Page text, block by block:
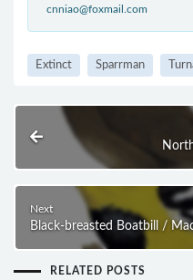
cnniao@foxmail.com
Extinct Sparrman
Next
Black-breasted Boatbill /
nigripectus
RELATED POSTS